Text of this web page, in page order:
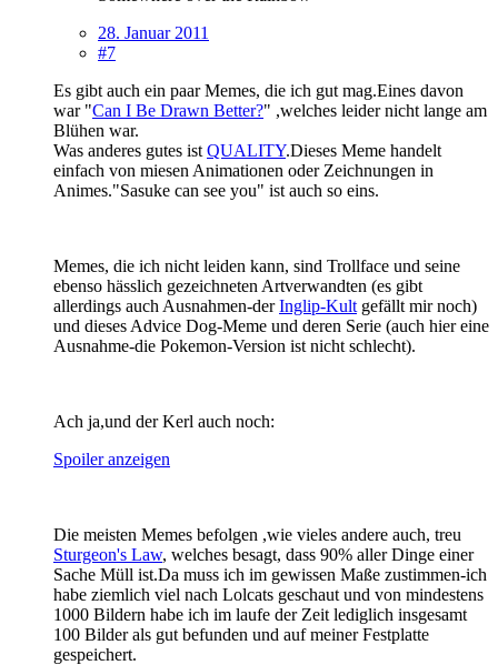
28. Januar 2011
#7
Es gibt auch ein paar Memes, die ich gut mag.Eines davon
war "Can I Be Drawn Better?" ,welches leider nicht lange am
Blühen war.
Was anderes gutes ist QUALITY.Dieses Meme handelt
einfach von miesen Animationen oder Zeichnungen in
Animes."Sasuke can see you" ist auch so eins.
Memes, die ich nicht leiden kann, sind Trollface und seine
ebenso hässlich gezeichneten Artverwandten (es gibt
allerdings auch Ausnahmen-derInglip-Kult gefällt mir noch)
und dieses Advice Dog-Meme und deren Serie (auch hier eine
Ausnahme-die Pokemon-Version ist nicht schlecht).
Ach ja,und der Kerl auch noch:
Spoiler anzeigen
Die meisten Memes befolgen ,wie vieles andere auch, treu
Sturgeon's Law, welches besagt, dass 90% aller Dinge einer
Sache Müll ist.Da muss ich im gewissen Maße zustimmen-ich
habe ziemlich viel nach Lolcats geschaut und von mindestens
1000 Bildern habe ich im laufe der Zeit lediglich insgesamt
100 Bilder als gut befunden und auf meiner Festplatte
gespeichert.